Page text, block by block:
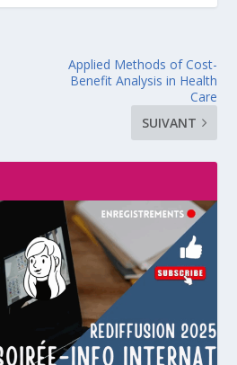
Applied Methods of Cost-
Benefit Analysis in Health
Care
SUIVANT